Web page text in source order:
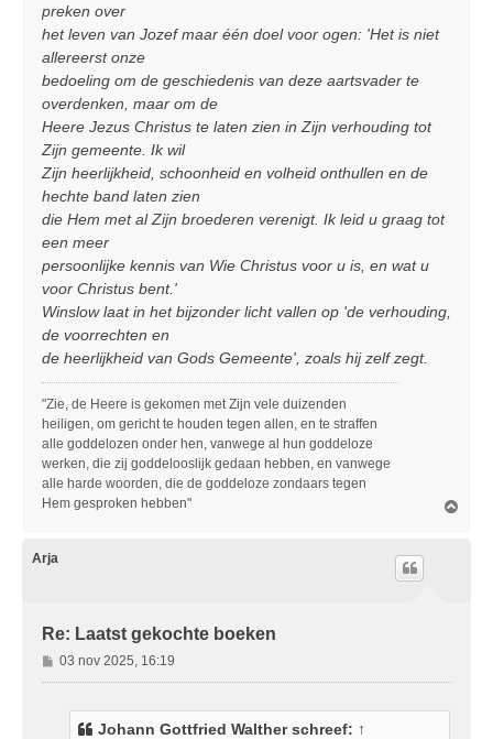
preken over
het leven van Jozef maar één doel voor ogen: 'Het is niet
allereerst onze
bedoeling om de geschiedenis van deze aartsvader te
overdenken, maar om de
Heere Jezus Christus te laten zien in Zijn verhouding tot
Zijn gemeente. Ik wil
Zijn heerlijkheid, schoonheid en volheid onthullen en de
hechte band laten zien
die Hem met al Zijn broederen verenigt. Ik leid u graag tot
een meer
persoonlijke kennis van Wie Christus voor u is, en wat u
voor Christus bent.'
Winslow laat in het bijzonder licht vallen op 'de verhouding,
de voorrechten en
de heerlijkheid van Gods Gemeente', zoals hij zelf zegt.
"Zie, de Heere is gekomen met Zijn vele duizenden
heiligen, om gericht te houden tegen allen, en te straffen
alle goddelozen onder hen, vanwege al hun goddeloze
werken, die zij goddelooslijk gedaan hebben, en vanwege
alle harde woorden, die de goddeloze zondaars tegen
Hem gesproken hebben"
Arja
Re: Laatst gekochte boeken
B
e
03 nov 2025, 16:19
Johann Gottfried Waltherschreef: ↑